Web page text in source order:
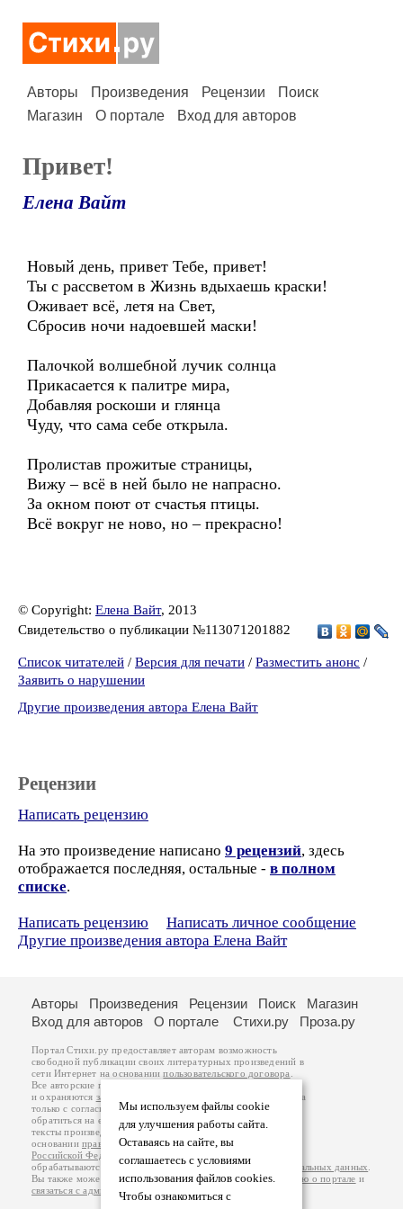
Авторы Произведения Рецензии
Поиск
Магазин
О портале Вход для авторов
Привет!
Елена Вайт
Новый день, привет Тебе, привет!
Ты с рассветом в Жизнь вдыхаешь краски!
Оживает всё, летя на Свет,
Сбросив ночи надоевшей маски!
Палочкой волшебной лучик солнца
Прикасается к палитре мира,
Добавляя роскоши и глянца
Чуду, что сама себе открыла.
Пролистав прожитые страницы,
Вижу – всё в ней было не напрасно.
За окном поют от счастья птицы.
Всё вокруг не ново, но – прекрасно!
© Copyright: Елена Вайт, 2013
Свидетельство о публикации №113071201882
Список читателей / Версия для печати / Разместить анонс /
Заявить о нарушении
Другие произведения автора Елена Вайт
Рецензии
Написать рецензию
На это произведение написано 9 рецензий, здесь
отображается последняя, остальные - в полном
списке.
Написать рецензию
Написать личное сообщение
Другие произведения автора Елена Вайт
Мы используем файлы cookie
для улучшения работы сайта.
Оставаясь на сайте, вы
соглашаетесь с условиями
использования файлов cookies.
Чтобы ознакомиться с
Авторы Произведения Рецензии Поиск
Магазин
Вход для авторов
О портале Стихи.ру Проза.ру
Портал Стихи.ру предоставляет авторам возможность
свободной публикации своих литературных произведений в
сети Интернет на основаниипользовательского договора
Все авторские права на произведения принадлежат авторам
и охраняются законом
. Перепечатка произведений возможна
только с согласия его автора, к которому вы можете
обратиться на его авторской странице. Ответственность за
тексты произведений авторы несут самостоятельно на
основанииправил публикацииизаконодательства
Российской Федерации
обрабатываются на основанииПолитики обработки персональных данных
Вы также можете посмотреть более подробнуюинформацию о портале и
связаться с администрацией